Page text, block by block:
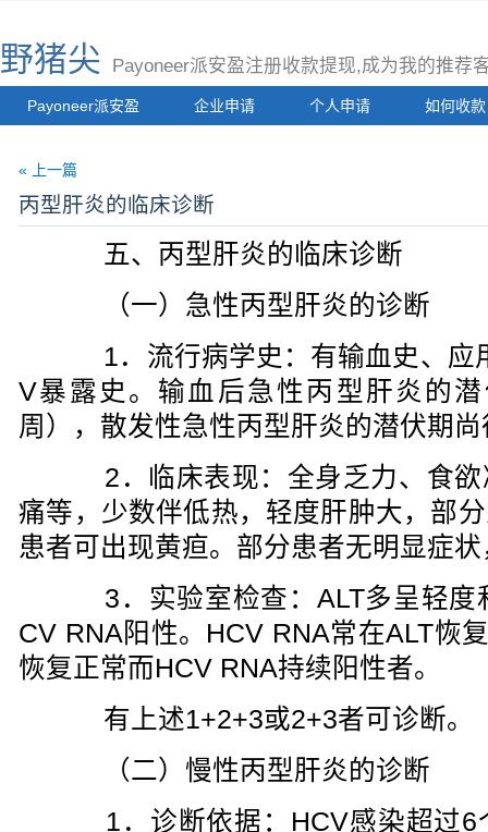
野猪尖 Payoneer派安盈注册收款提现,成为我的推荐
Payoneer派安盈 企业申请 个人申请 如何收款
« 上一篇
丙型肝炎的临床诊断
五、丙型肝炎的临床诊断
（一）急性丙型肝炎的诊断
1．流行病学史：有输血史、应
V暴露史。输血后急性丙型肝炎的
周），散发性急性丙型肝炎的潜伏期
2．临床表现：全身乏力、食欲
痛等，少数伴低热，轻度肝肿大，部
患者可出现黄疸。部分患者无明显症
3．实验室检查：ALT多呈轻度
CV RNA阳性。HCV RNA常在ALT恢
恢复正常而HCV RNA持续阳性者。
有上述1+2+3或2+3者可诊断。
（二）慢性丙型肝炎的诊断
1．诊断依据：HCV感染超过6